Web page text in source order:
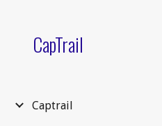
CapTrail
Captrail